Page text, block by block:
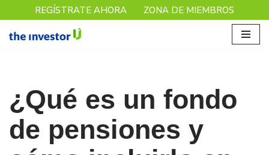
Saltar
REGÍSTRATE AHORA ZONA DE MIEMBROS
¿Qué es un fondo
de pensiones y